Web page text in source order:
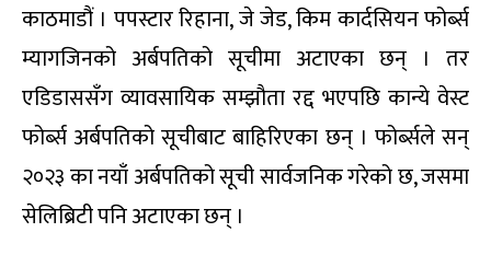
काठमाडौं । पपस्टार रिहाना, जे जेड, किम कार्दसियन फोर्ब्स
म्यागजिनको अर्बपतिको सूचीमा अटाएका छन् । तर
एडिडाससँग व्यावसायिक सम्झौता रद्द भएपछि कान्ये वेस्ट
फोर्ब्स अर्बपतिको सूचीबाट बाहिरिएका छन् । फोर्ब्सले सन्
२०२३ का नयाँ अर्बपतिको सूची सार्वजनिक गरेको छ, जसमा
सेलिब्रिटी पनि अटाएका छन् ।